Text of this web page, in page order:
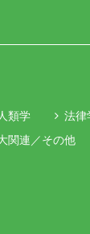
類学
法律
関連／その他